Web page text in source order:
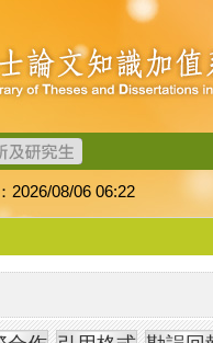
2026/08/06 06:22